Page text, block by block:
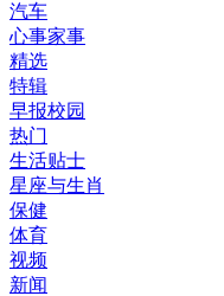
汽车
心事家事
精选
特辑
早报校园
热门
生活贴士
星座与生肖
保健
体育
视频
新闻